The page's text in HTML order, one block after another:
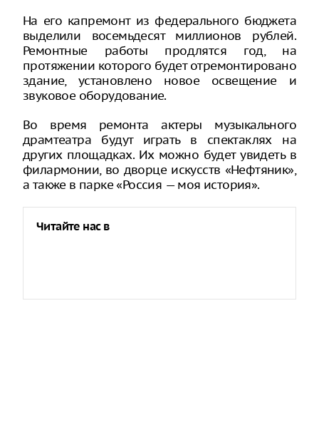
На его капремонт из федерального бюджета
выделили восемьдесят миллионов рублей.
Ремонтные работы продлятся год, на
протяжении которого будет отремонтировано
здание, установлено новое освещение и
звуковое оборудование.
Во время ремонта актеры музыкального
драмтеатра будут играть в спектаклях на
других площадках. Их можно будет увидеть в
филармонии, во дворце искусств «Нефтяник»,
а также в парке «Россия — моя история».
Читайте нас в